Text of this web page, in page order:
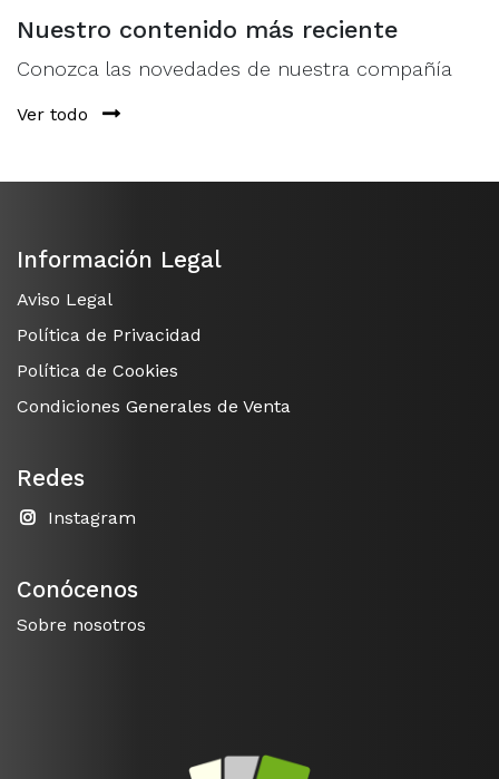
Nuestro contenido más reciente
Conozca las novedades de nuestra compañía
Ver todo
Información Legal
Aviso Legal
Política de Privacidad
Política de Cookies
Condiciones Generales de Venta
Redes
Instagram
Conócenos
Sobre nosotros